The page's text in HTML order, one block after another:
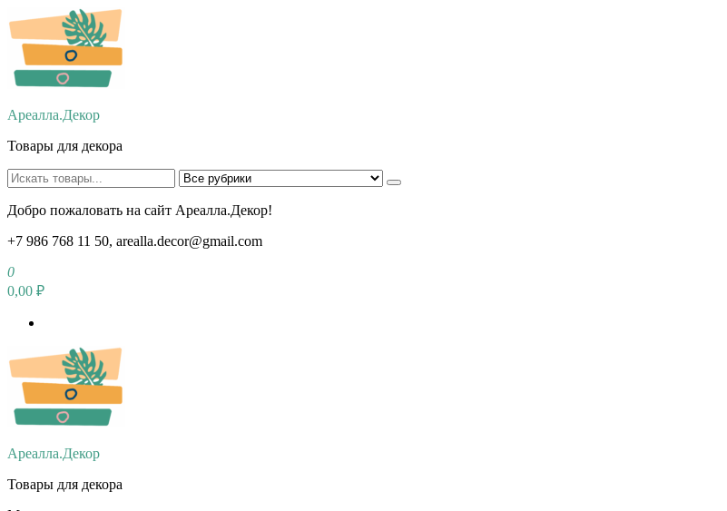
Перейти
к
содержимому
Ареалла.Декор
Товары для декора
Добро пожаловать на сайт Ареалла.Декор!
+7 986 768 11 50, arealla.decor@gmail.com
0
0,00 ₽
Ареалла.Декор
Товары для декора